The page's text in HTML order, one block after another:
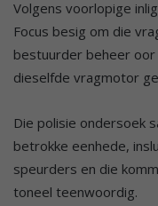
Volgens voorlopige
Focus besig om die
bestuurder beheer
dieselfde vragmotor
Die polisie ondersoek
betrokke eenhede,
speurders en die
toneel teenwoordig.